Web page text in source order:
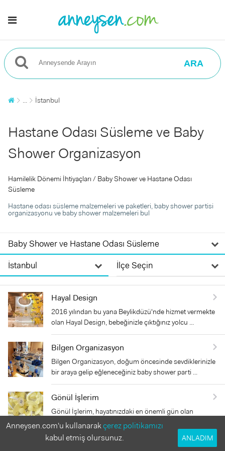
ARA
... İstanbul
Hastane Odası Süsleme ve Baby
Shower Organizasyon
Hamilelik Dönemi İhtiyaçları / Baby Shower ve Hastane Odası
Süsleme
Hastane odası süsleme malzemeleri ve paketleri, baby shower partisi
organizasyonu ve baby shower malzemeleri bul
Hayal Design
2016 yılından bu yana Beylikdüzü'nde hizmet vermekte
olan Hayal Design, bebeğinizle çıktığınız yolcu ...
Bilgen Organizasyon
Bilgen Organizasyon, doğum öncesinde sevdiklerinizle
bir araya gelip eğleneceğiniz baby shower parti ...
Gönül İşlerim
Gönül İşlerim, hayatınızdaki en önemli gün olan
bebeğinizin ailenize katılışında yanınızda olan sevd ...
Anneysen.com'u kullanarakçerez politikamızı
kabul etmiş olursunuz.
ANLADIM